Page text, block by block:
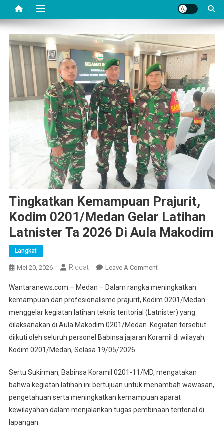
Tingkatkan Kemampuan Prajurit,
Kodim 0201/Medan Gelar Latihan
Latnister Ta 2026 Di Aula Makodim
Langkat
Mei 20, 2026 Ridcat Leave A CommentOn
Kemampuan
Prajurit,
Kodim
0201/Medan
Gelar
Ta
2026
Wantaranews.com – Medan – Dalam rangka meningkatkan
kemampuan dan profesionalisme prajurit, Kodim 0201/Medan
menggelar kegiatan latihan teknis teritorial (Latnister) yang
dilaksanakan di Aula Makodim 0201/Medan. Kegiatan tersebut
diikuti oleh seluruh personel Babinsa jajaran Koramil di wilayah
Kodim 0201/Medan, Selasa 19/05/2026.
Sertu Sukirman, Babinsa Koramil 0201-11/MD, mengatakan
bahwa kegiatan latihan ini bertujuan untuk menambah wawasan,
pengetahuan serta meningkatkan kemampuan aparat
kewilayahan dalam menjalankan tugas pembinaan teritorial di
lapangan.